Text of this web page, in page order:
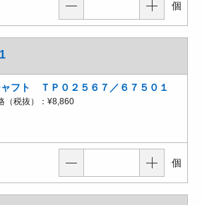
個
フト ＴＰ０２５６７／６７５０１
（税抜）： ¥8,860
個